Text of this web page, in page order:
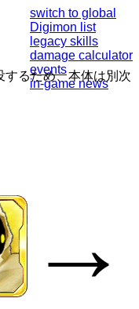
switch to global
Digimon list
legacy skills
damage calculator
events
in-game news
するため、本体は別次
→